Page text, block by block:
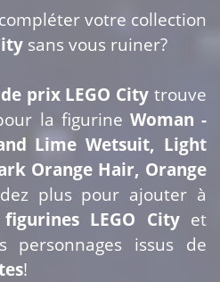
votre collection
sans vous ruiner?
prix LEGO City trouve
la figurine Woman -
Lime Wetsuit, Light
Orange Hair, Orange
plus pour ajouter à
figurines LEGO Cityet
personnages issus de
!